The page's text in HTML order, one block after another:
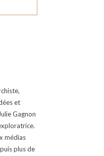
et
Gagnon
médias
plus de